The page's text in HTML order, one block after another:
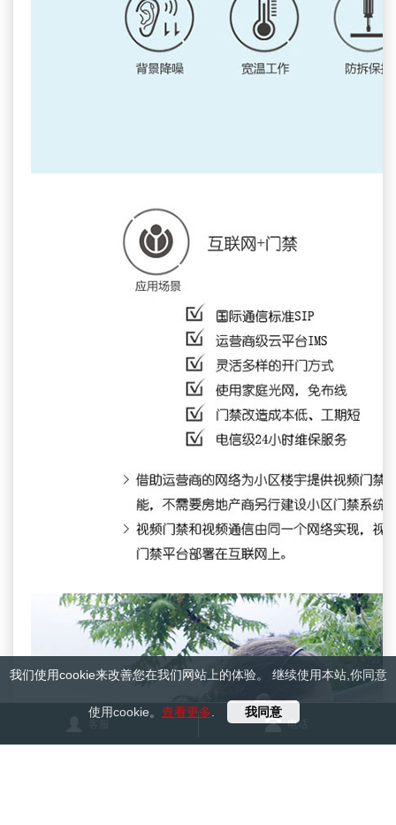
我们使用cookie来改善您在我们网站上的体验。 继续使用本站,你同意
使用cookie。 查看更多 我同意
电话